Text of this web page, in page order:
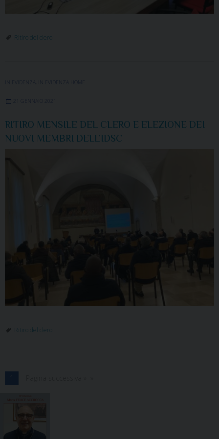
Ritiro del clero
IN EVIDENZA IN EVIDENZA HOME
RITIRO MENSILE DEL CLERO E ELEZIONE DEI
NUOVI MEMBRI DELL’IDSC
Ritiro del clero
1